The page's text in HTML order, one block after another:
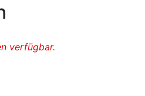
verfügbar.